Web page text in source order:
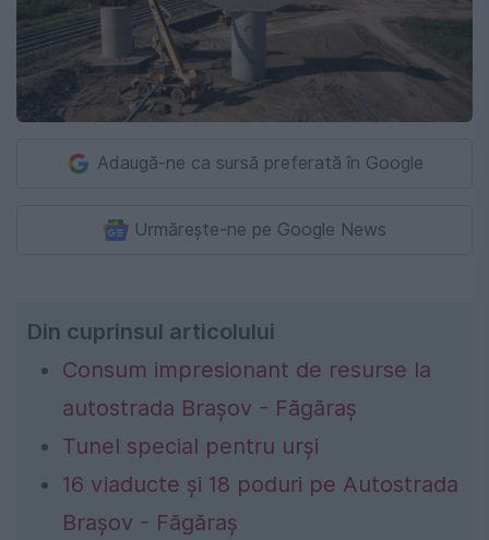
Adaugă-ne ca sursă preferată în Google
Urmărește-ne pe Google News
Din cuprinsul articolului
Consum impresionant de resurse la
autostrada Brașov - Făgăraș
Tunel special pentru urși
16 viaducte și 18 poduri pe Autostrada
Brașov - Făgăraș